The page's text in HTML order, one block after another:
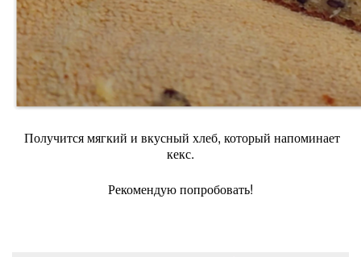
Получится мягкий и вкусный хлеб, который напоминает
кекс.
Рекомендую попробовать!